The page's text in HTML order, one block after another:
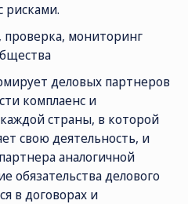
рисками.
мониторинг
деловых партнеров
комплаенс и
страны, в которой
свою деятельность, и
аналогичной
обязательства делового
в договорах и